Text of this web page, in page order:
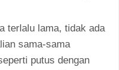
terlalu lama, tidak ada
sama-sama
putus dengan